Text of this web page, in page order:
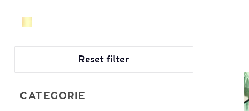
Reset filter
CATEGORIE